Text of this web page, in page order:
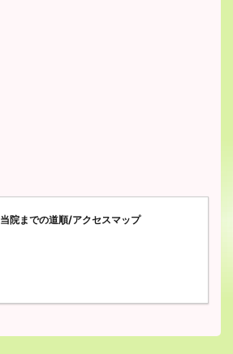
当院までの道順/アクセスマップ